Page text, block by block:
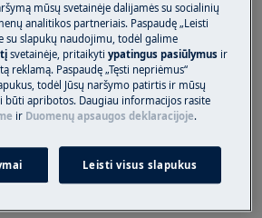
su šilumos siurbliu
skalbinių į prietaisą.
būtinai džiovinkite
pasirinkite trumpą džiovinimo
mūsų svetainėje dalijamės su socialinių
analitikos partneriais. Paspaudę „Leisti
su slapukų naudojimu, todėl galime
svetainėje, pritaikytiypatingus pasiūlymus ir
reklamą. Paspaudę „Tęsti nepriėmus“
todėl Jūsų naršymo patirtis ir mūsų
būti apribotos. Daugiau informacijos rasite
ir Duomenų apsaugos deklaracijoje.
Leisti visus slapukus